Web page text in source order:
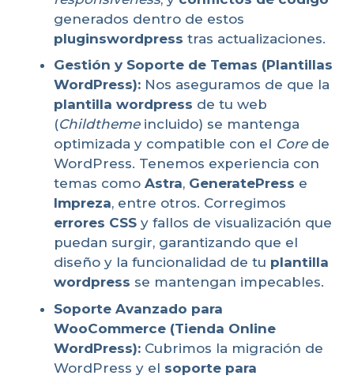
generados dentro de estos
pluginswordpress tras actualizaciones.
Gestión y Soporte de Temas (Plantillas
WordPress): Nos aseguramos de que la
plantilla wordpress de tu web
(Childthemeincluido) se mantenga
optimizada y compatible con el Corede
WordPress. Tenemos experiencia con
temas como Astra, GeneratePress e
Impreza, entre otros. Corregimos
errores CSS y fallos de visualización que
puedan surgir, garantizando que el
diseño y la funcionalidad de tu plantilla
wordpress se mantengan impecables.
Soporte Avanzado para
WooCommerce (Tienda Online
WordPress): Cubrimos la migración de
WordPress y el soporte para